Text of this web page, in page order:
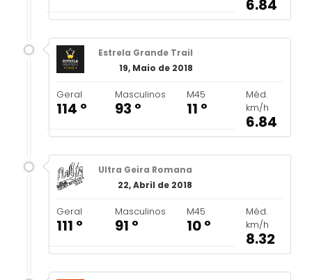
6.84
Estrela Grande Trail
19, Maio de 2018
Geral
114 º
Masculinos
93 º
M45
11 º
Méd.
km/h
6.84
Ultra Geira Romana
22, Abril de 2018
Geral
111 º
Masculinos
91 º
M45
10 º
Méd.
km/h
8.32